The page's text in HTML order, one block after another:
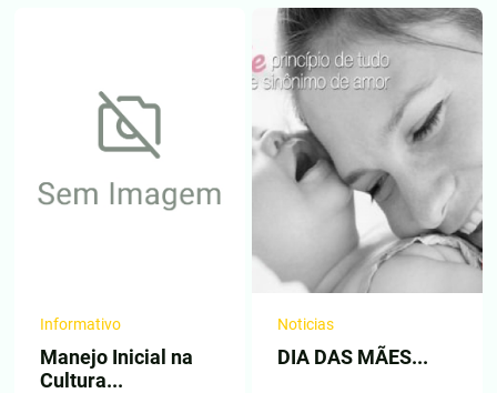
Informativo
Manejo Inicial na
Cultura...
Noticias
DIA DAS MÃES...